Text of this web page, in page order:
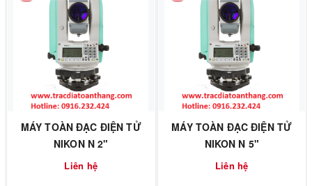
MÁY TOÀN ĐẠC ĐIỆN TỬ
NIKON N 2"
Liên hệ
MÁY TOÀN ĐẠC ĐIỆN TỬ
NIKON N 5"
Liên hệ